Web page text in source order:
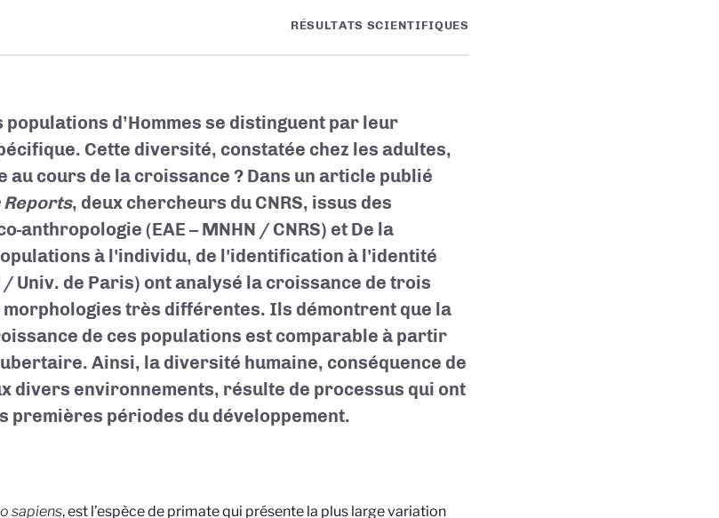
RÉSULTATS SCIENTIFIQUES
d’Hommes se distinguent par leur
Cette diversité, constatée chez les adultes,
au cours de la croissance ? Dans un article publié
, deux chercheurs du CNRS, issus des
anthropologie (EAE – MNHN / CNRS) et De la
à l'individu, de l'identification à l'identité
/ Univ. de Paris) ont analysé la croissance de trois
morphologies très différentes. Ils démontrent que la
de ces populations est comparable à partir
Ainsi, la diversité humaine, conséquence de
divers environnements, résulte de processus qui ont
premières périodes du développement.
sapiens, est l’espèce de primate qui présente la plus large variation